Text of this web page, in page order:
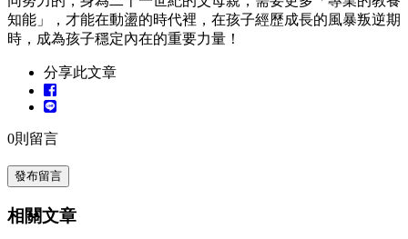
知能」，才能在動盪的時代裡，在孩子經歷成長的風暴叛逆期
時，成為孩子穩定內在的重要力量！
分享此文章
0則留言
發布留言
相關文章